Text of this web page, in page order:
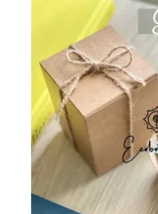
S/10.00.
es:
S/7.90.